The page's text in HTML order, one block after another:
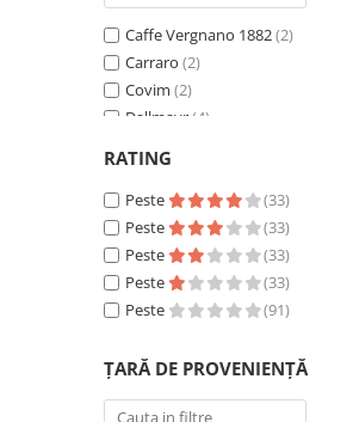
Capsule de Cafea
Cafea macinata
Caffe Vergnano 1882(2)
Carraro (2)
Covim (2)
Dallmayr (4)
Doncafe
Eduscho (3)
Fresso(42)
ICS(2)
Illy(4)
J.J. Darboven(4)
Julius Meinl (3)
RATING
Peste
(33)
Peste
(33)
Peste
(33)
Peste
(33)
Peste
(91)
ȚARĂ DE PROVENIENȚĂ